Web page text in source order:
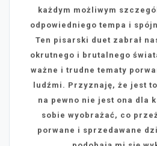
każdym możliwym
odpowiedniego tempa i
Ten pisarski duet zabrał
okrutnego i brutalnego
ważne i trudne tematy
ludźmi. Przyznaję, że jest
na pewno nie jest ona dla
sobie wyobrażać, co
porwane i sprzedawane